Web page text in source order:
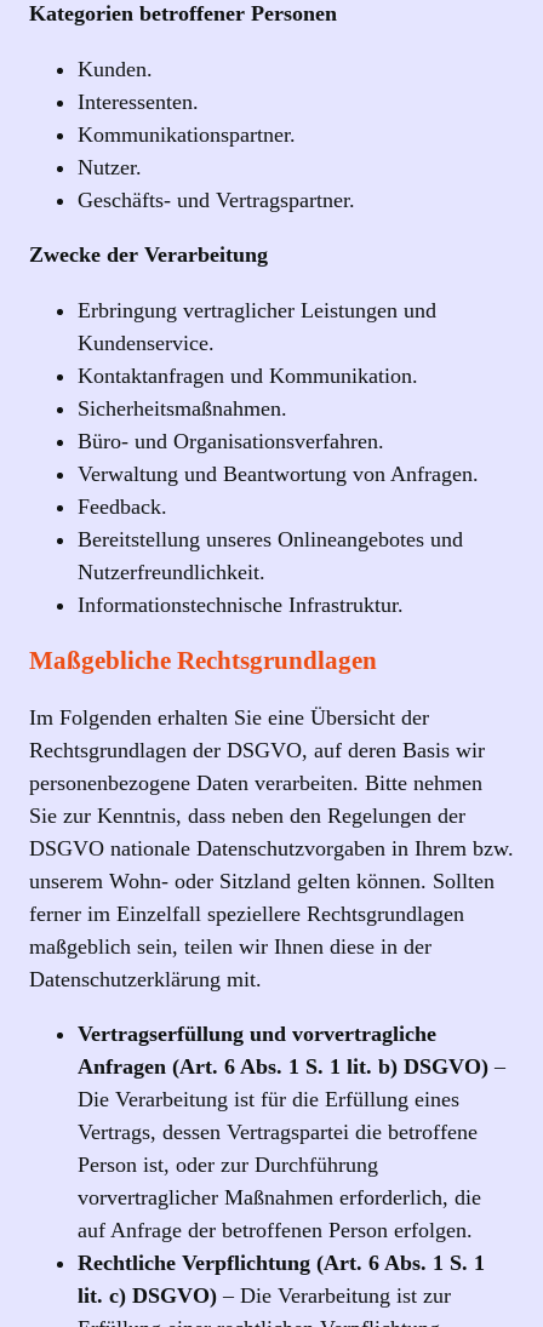
Kategorien betroffener Personen
Kunden.
Interessenten.
Kommunikationspartner.
Nutzer.
Geschäfts- und Vertragspartner.
Zwecke der Verarbeitung
Erbringung vertraglicher Leistungen und
Kundenservice.
Kontaktanfragen und Kommunikation.
Sicherheitsmaßnahmen.
Büro- und Organisationsverfahren.
Verwaltung und Beantwortung von Anfragen.
Feedback.
Bereitstellung unseres Onlineangebotes und
Nutzerfreundlichkeit.
Informationstechnische Infrastruktur.
Maßgebliche Rechtsgrundlagen
Im Folgenden erhalten Sie eine Übersicht der
Rechtsgrundlagen der DSGVO, auf deren Basis wir
personenbezogene Daten verarbeiten. Bitte nehmen
Sie zur Kenntnis, dass neben den Regelungen der
DSGVO nationale Datenschutzvorgaben in Ihrem bzw.
unserem Wohn- oder Sitzland gelten können. Sollten
ferner im Einzelfall speziellere Rechtsgrundlagen
maßgeblich sein, teilen wir Ihnen diese in der
Datenschutzerklärung mit.
Vertragserfüllung und vorvertragliche
Anfragen (Art. 6 Abs. 1 S. 1 lit. b) DSGVO) –
Die Verarbeitung ist für die Erfüllung eines
Vertrags, dessen Vertragspartei die betroffene
Person ist, oder zur Durchführung
vorvertraglicher Maßnahmen erforderlich, die
auf Anfrage der betroffenen Person erfolgen.
Rechtliche Verpflichtung (Art. 6 Abs. 1 S. 1
lit. c) DSGVO) – Die Verarbeitung ist zur